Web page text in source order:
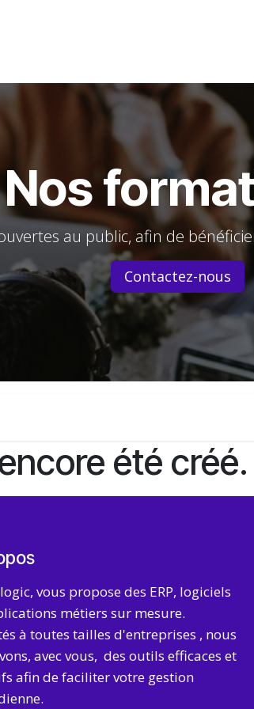
Nos
au public, afin de
Contactez-nous
été créé.
vous propose des ERP, logiciels
métiers sur mesure.
à toutes tailles d'entreprises , nous
avec vous, des outils efficaces et
afin de faciliter votre gestion